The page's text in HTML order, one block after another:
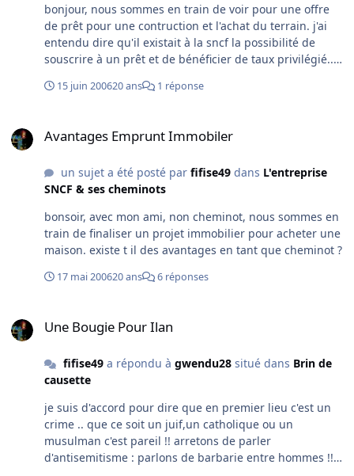
bonjour, nous sommes en train de voir pour une offre
de prêt pour une contruction et l'achat du terrain. j'ai
entendu dire qu'il existait à la sncf la possibilité de
souscrire à un prêt et de bénéficier de taux privilégié..
15 juin 200620 ans 1 réponse
Avantages Emprunt Immobiler
un sujet a été posté par fifise49dans L'entreprise
SNCF & ses cheminots
bonsoir, avec mon ami, non cheminot, nous sommes en
train de finaliser un projet immobilier pour acheter une
maison. existe t il des avantages en tant que cheminot ?
17 mai 200620 ans 6 réponses
Une Bougie Pour Ilan
fifise49a répondu à gwendu28situé dans Brin de
causette
je suis d'accord pour dire que en premier lieu c'est un
crime .. que ce soit un juif,un catholique ou un
musulman c'est pareil !! arretons de parler
d'antisemitisme : parlons de barbarie entre hommes !!